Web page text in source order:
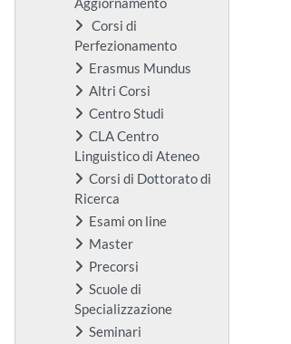
Corsi di
Perfezionamento
Erasmus Mundus
Altri Corsi
Centro Studi
CLA Centro
Linguistico di Ateneo
Corsi di Dottorato di
Ricerca
Esami on line
Master
Precorsi
Scuole di
Specializzazione
Seminari